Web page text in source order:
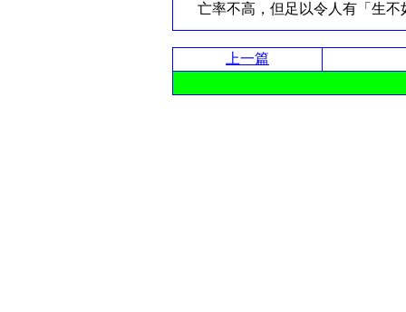
亡率不高，但足以令人有「生不
上一篇